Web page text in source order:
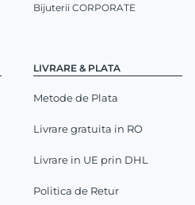
LIVRARE & PLATA
Metode de Plata
Livrare gratuita in RO
Livrare in UE prin DHL
Politica de Retur
Bijuterii CORPORATE